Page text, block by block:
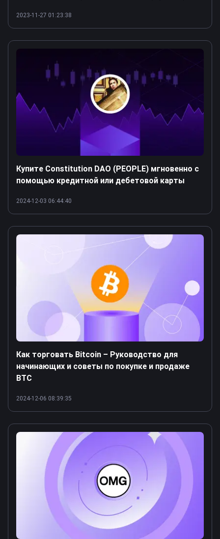
2023-11-27 01:23:38
Купите Constitution DAO (PEOPLE) мгновенно с
помощью кредитной или дебетовой карты
2024-12-03 06:44:40
Как торговать Bitcoin – Руководство для
начинающих и советы по покупке и продаже
BTC
2024-12-06 08:39:35